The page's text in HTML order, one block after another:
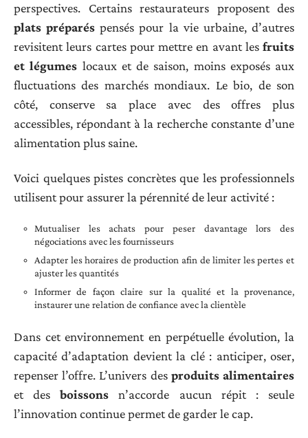
perspectives. Certains restaurateurs proposent des
plats préparés pensés pour la vie urbaine, d’autres
revisitent leurs cartes pour mettre en avant les fruits
et légumes locaux et de saison, moins exposés aux
fluctuations des marchés mondiaux. Le bio, de son
côté, conserve sa place avec des offres plus
accessibles, répondant à la recherche constante d’une
alimentation plus saine.
Voici quelques pistes concrètes que les professionnels
utilisent pour assurer la pérennité de leur activité :
Mutualiser les achats pour peser davantage lors des
négociations avec les fournisseurs
Adapter les horaires de production afin de limiter les pertes et
ajuster les quantités
Informer de façon claire sur la qualité et la provenance,
instaurer une relation de confiance avec la clientèle
Dans cet environnement en perpétuelle évolution, la
capacité d’adaptation devient la clé : anticiper, oser,
repenser l’offre. L’univers des produits alimentaires
et desboissons n’accorde aucun répit : seule
l’innovation continue permet de garder le cap.